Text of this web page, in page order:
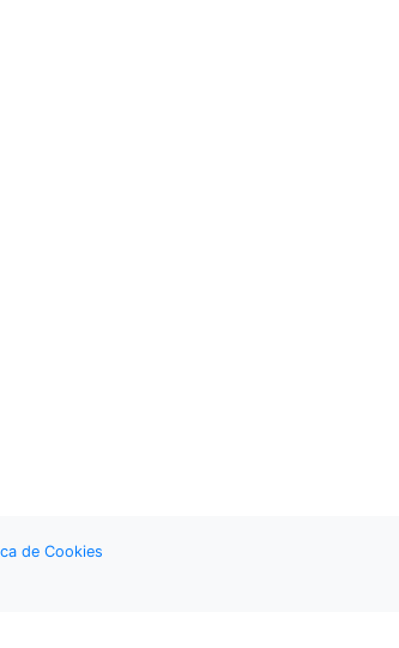
de Cookies